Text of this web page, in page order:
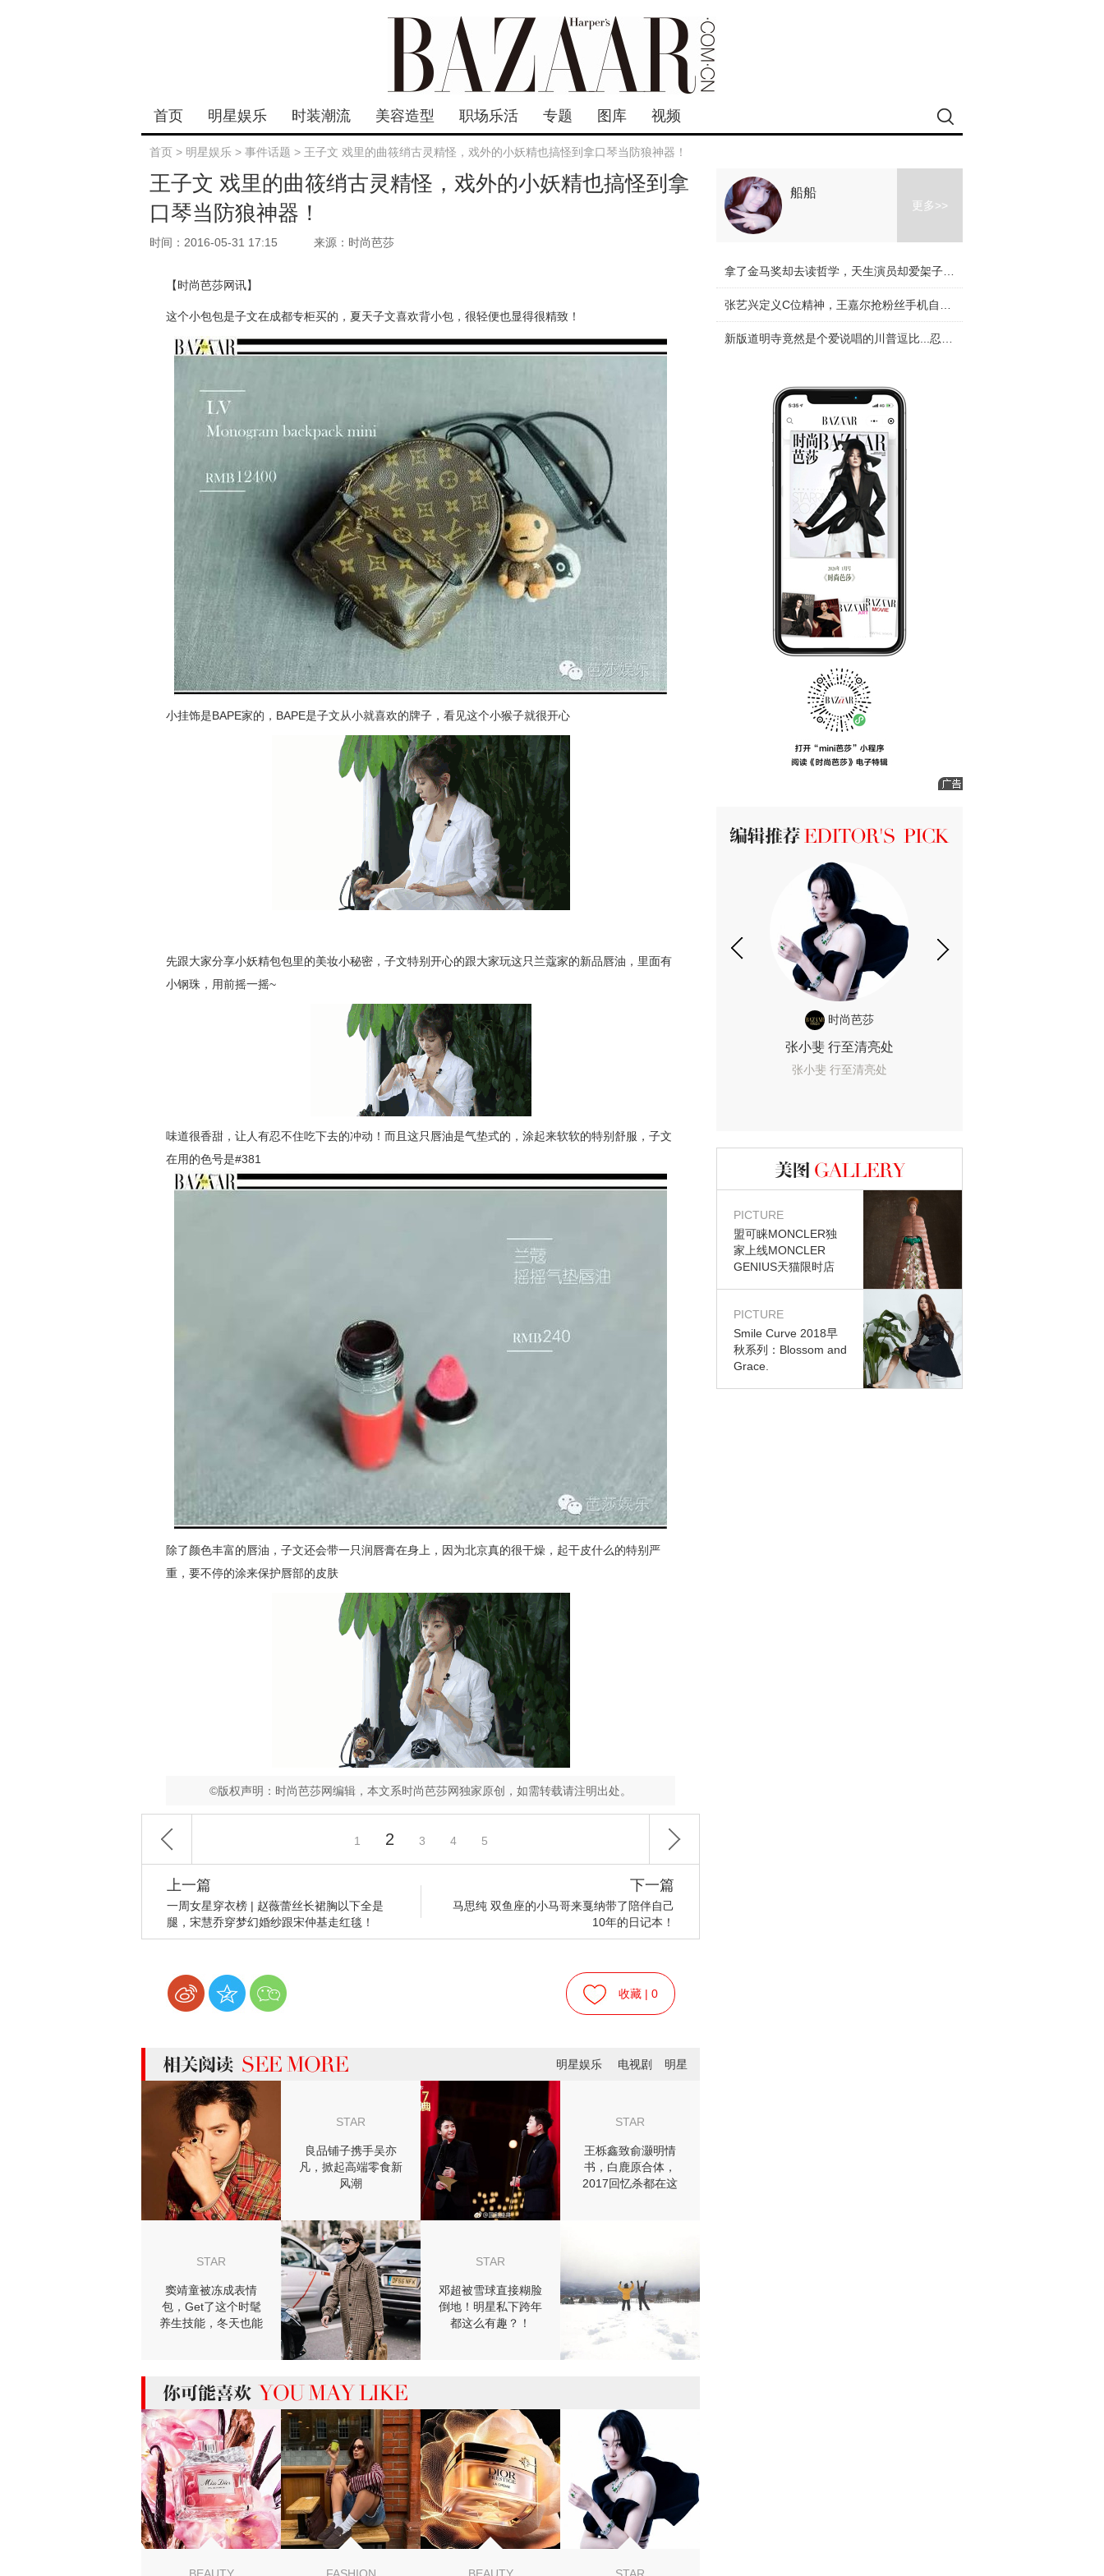
首页 明星娱乐 时装潮流 美容造型 职场乐活 专题 图库 视频
首页 > 明星娱乐 > 事件话题 > 王子文 戏里的曲筱绡古灵精怪，戏外的小妖精也搞怪到拿口琴当防狼神器！
王子文 戏里的曲筱绡古灵精怪，戏外的小妖精也搞怪到拿
口琴当防狼神器！
时间：2016-05-31 17:15 来源：时尚芭莎
【时尚芭莎网讯】
这个小包包是子文在成都专柜买的，夏天子文喜欢背小包，很轻便也显得很精致！
小挂饰是BAPE家的，BAPE是子文从小就喜欢的牌子，看见这个小猴子就很开心
先跟大家分享小妖精包包里的美妆小秘密 ，子文特别开心的跟大家玩这只兰蔻家的新品唇油，里面有
小钢珠，用前摇一摇~
味道很香甜，让人有忍不住吃下去的冲动！而且这只唇油是气垫式的，涂起来软软的特别舒服，子文
在用的色号是#381
除了颜色丰富的唇油，子文还会带一只润唇膏在身上，因为北京真的很干燥，起干皮什么的特别严
重，要不停的涂来保护唇部的皮肤
©版权声明：时尚芭莎网编辑，本文系时尚芭莎网独家原创，如需转载请注明出处。
1 2 3 4 5
上一篇
一周女星穿衣榜 | 赵薇蕾丝长裙胸以下全是
腿，宋慧乔穿梦幻婚纱跟宋仲基走红毯！
下一篇
马思纯 双鱼座的小马哥来戛纳带了陪伴自己
10年的日记本！
收藏 | 0
明星娱乐 电视剧 明星
STAR
良品铺子携手吴亦
凡，掀起高端零食新
风潮
STAR
王栎鑫致俞灏明情
书，白鹿原合体，
2017回忆杀都在这
STAR
窦靖童被冻成表情
包，Get了这个时髦
养生技能，冬天也能
STAR
邓超被雪球直接糊脸
倒地！明星私下跨年
都这么有趣？！
MIGHT LIKE 你可能喜欢
船船
更多>>
时尚芭莎
张小斐 行至清亮处
张小斐 行至清亮处
图库
PICTURE
盟可睐MONCLER独
家上线MONCLER
GENIUS天猫限时店
PICTURE
Smile Curve 2018早
秋系列：Blossom and
Grace.